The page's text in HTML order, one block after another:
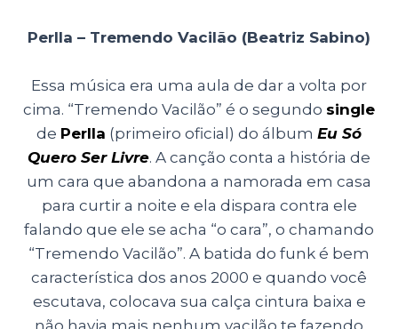
Perlla – Tremendo Vacilão (Beatriz Sabino)
Essa música era uma aula de dar a volta por
cima. “Tremendo Vacilão” é o segundo single
de Perlla (primeiro oficial) do álbum Eu Só
Quero Ser Livre. A canção conta a história de
um cara que abandona a namorada em casa
para curtir a noite e ela dispara contra ele
falando que ele se acha “o cara”, o chamando
“Tremendo Vacilão”. A batida do funk é bem
característica dos anos 2000 e quando você
escutava, colocava sua calça cintura baixa e
não havia mais nenhum vacilão te fazendo